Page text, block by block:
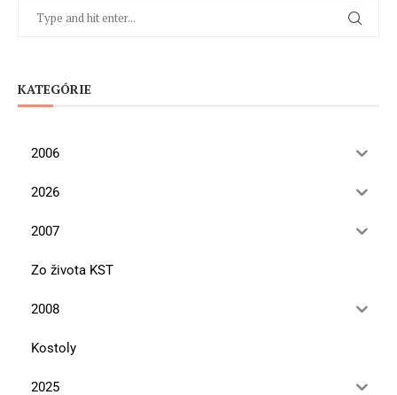
KATEGÓRIE
2006
2026
2007
Zo života KST
2008
Kostoly
2025